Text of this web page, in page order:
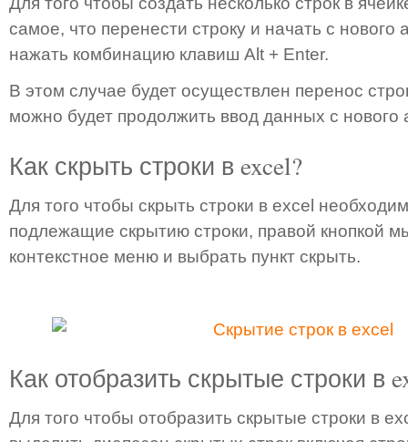
самое, что перенести строку и начать с нового
нажать комбинацию клавиш Alt + Enter.
В этом случае будет осуществлен перенос
можно будет продолжить ввод данных с нового
Как скрыть строки в excel?
Для того чтобы скрыть строки в excel
подлежащие скрытию строки, правой кнопкой
контекстное меню и выбрать пункт скрыть.
Как отобразить скрытые строки в
Для того чтобы отобразить скрытые строки в